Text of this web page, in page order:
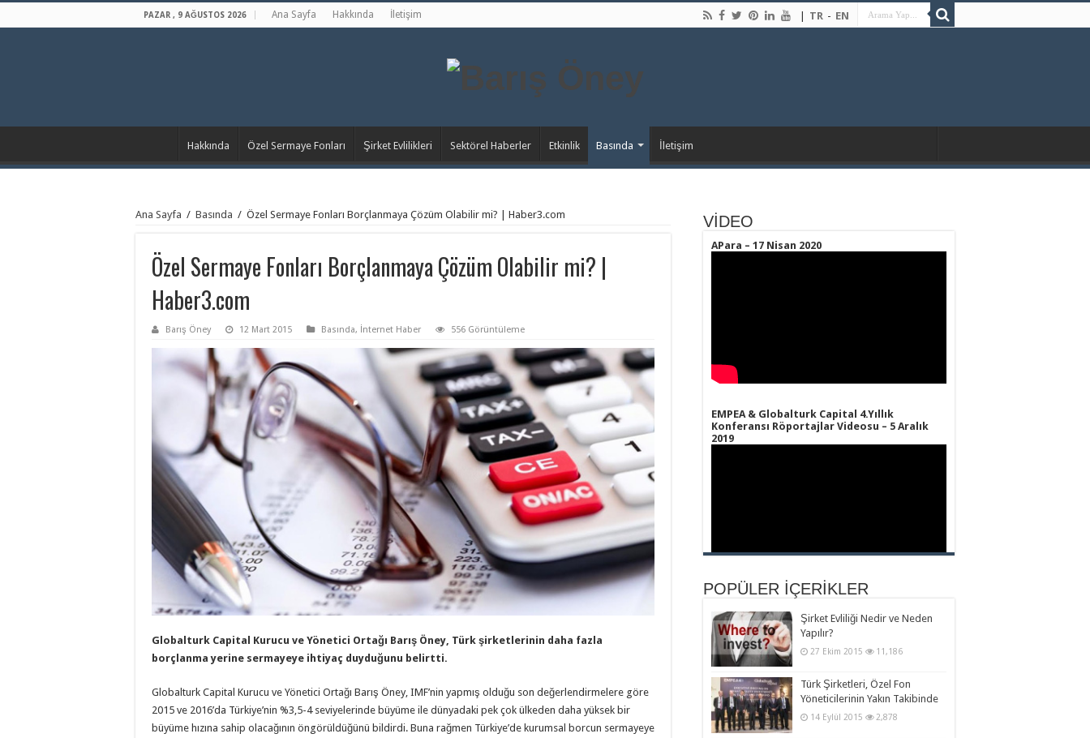
PAZAR , 9 AĞUSTOS 2026 Ana Sayfa Hakkında İletişim TR - EN
Hakkında Özel Sermaye Fonları Şirket Evlilikleri Sektörel Haberler Etkinlik Basında İletişim
Ana Sayfa / Basında / Özel Sermaye Fonları Borçlanmaya Çözüm Olabilir mi? | Haber3.com
Özel Sermaye Fonları Borçlanmaya Çözüm Olabilir mi? |
Haber3.com
Barış Öney 12 Mart 2015 Basında, İnternet Haber 556 Görüntüleme
Globalturk Capital Kurucu ve Yönetici Ortağı Barış Öney, Türk şirketlerinin daha fazla
borçlanma yerine sermayeye ihtiyaç duyduğunu belirtti.
Globalturk Capital Kurucu ve Yönetici Ortağı Barış Öney, IMF’nin yapmış olduğu son değerlendirmelere göre
2015 ve 2016’da Türkiye’nin %3,5-4 seviyelerinde büyüme ile dünyadaki pek çok ülkeden daha yüksek bir
büyüme hızına sahip olacağının öngörüldüğünü bildirdi. Buna rağmen Türkiye’de kurumsal borcun sermayeye
VİDEO
APara – 17 Nisan 2020
EMPEA & Globalturk Capital 4.Yıllık
Konferansı Röportajlar Videosu – 5 Aralık
2019
Konferansı Teaser Video – 5 Aralık 2019
POPÜLER İÇERİKLER
Şirket Evliliği Nedir ve Neden
Yapılır?
27 Ekim 2015 11,186
Türk Şirketleri, Özel Fon
Yöneticilerinin Yakın Takibinde
14 Eylül 2015 2,878